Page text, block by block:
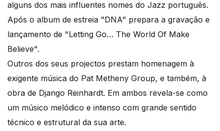
alguns dos mais influentes nomes do Jazz português.
Após o album de estreia "DNA" prepara a gravação e
lançamento de "Letting Go… The World Of Make
Believe".
Outros dos seus projectos prestam homenagem à
exigente música do Pat Metheny Group, e também, à
obra de Django Reinhardt. Em ambos revela-se como
um músico melódico e intenso com grande sentido
técnico e estrutural da sua arte.